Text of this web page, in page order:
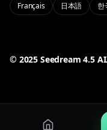
Français
日本語 한
© 2025 Seedream 4.5
Seedream 5.0 Pro